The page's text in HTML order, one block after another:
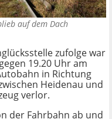
auf dem Dach
zufolge war
19.20 Uhr am
in Richtung
Heidenau und
verlor.
der Fahrbahn ab und